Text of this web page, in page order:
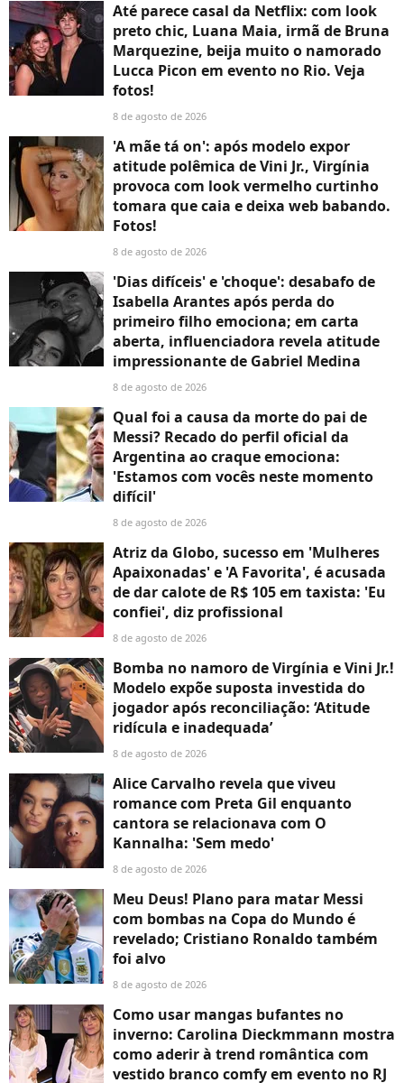
Até parece casal da Netflix: com look
preto chic, Luana Maia, irmã de Bruna
Marquezine, beija muito o namorado
Lucca Picon em evento no Rio. Veja
fotos!
8 de agosto de 2026
'A mãe tá on': após modelo expor
atitude polêmica de Vini Jr., Virgínia
provoca com look vermelho curtinho
tomara que caia e deixa web babando.
Fotos!
8 de agosto de 2026
'Dias difíceis' e 'choque': desabafo de
Isabella Arantes após perda do
primeiro filho emociona; em carta
aberta, influenciadora revela atitude
impressionante de Gabriel Medina
8 de agosto de 2026
Qual foi a causa da morte do pai de
Messi? Recado do perfil oficial da
Argentina ao craque emociona:
'Estamos com vocês neste momento
difícil'
8 de agosto de 2026
Atriz da Globo, sucesso em 'Mulheres
Apaixonadas' e 'A Favorita', é acusada
de dar calote de R$ 105 em taxista: 'Eu
confiei', diz profissional
8 de agosto de 2026
Bomba no namoro de Virgínia e Vini Jr.!
Modelo expõe suposta investida do
jogador após reconciliação: ‘Atitude
ridícula e inadequada’
8 de agosto de 2026
Alice Carvalho revela que viveu
romance com Preta Gil enquanto
cantora se relacionava com O
Kannalha: 'Sem medo'
8 de agosto de 2026
Meu Deus! Plano para matar Messi
com bombas na Copa do Mundo é
revelado; Cristiano Ronaldo também
foi alvo
8 de agosto de 2026
Como usar mangas bufantes no
inverno: Carolina Dieckmmann mostra
como aderir à trend romântica com
vestido branco comfy em evento no RJ